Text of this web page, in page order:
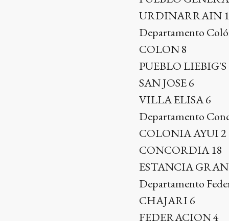
URDINARRAIN 1
Departamento
COLON 8
PUEBLO LIEBIG'S
SAN JOSE 6
VILLA ELISA 6
Departamento
COLONIA AYUI 2
CONCORDIA 18
ESTANCIA
Departamento
CHAJARI 6
FEDERACION 4